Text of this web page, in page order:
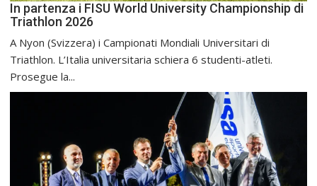
In partenza i FISU World University Championship di
Triathlon 2026
A Nyon (Svizzera) i Campionati Mondiali Universitari di
Triathlon. L’Italia universitaria schiera 6 studenti-atleti.
Prosegue la...